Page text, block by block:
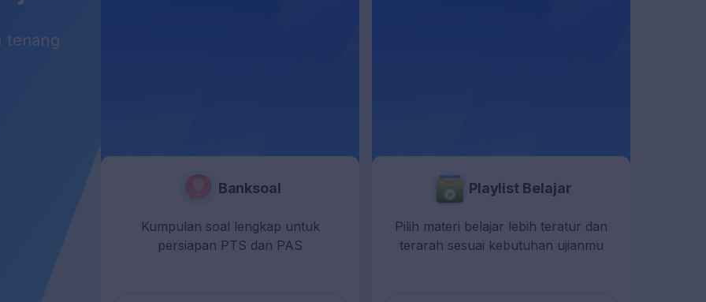
tenang
untuk
Banksoal
Kumpulan soal lengkap untuk
persiapan PTS dan PAS
Playlist Belajar
Pilih materi belajar lebih teratur dan
terarah sesuai kebutuhan ujianmu